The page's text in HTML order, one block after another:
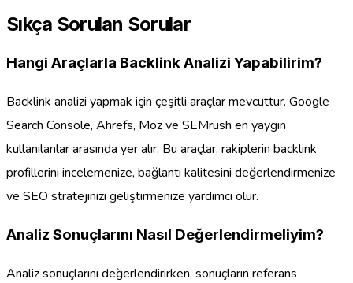
Sıkça Sorulan Sorular
Hangi Araçlarla Backlink Analizi Yapabilirim?
Backlink analizi yapmak için çeşitli araçlar mevcuttur. Google
Search Console, Ahrefs, Moz ve SEMrush en yaygın
kullanılanlar arasında yer alır. Bu araçlar, rakiplerin backlink
profillerini incelemenize, bağlantı kalitesini değerlendirmenize
ve SEO stratejinizi geliştirmenize yardımcı olur.
Analiz Sonuçlarını Nasıl Değerlendirmeliyim?
Analiz sonuçlarını değerlendirirken, sonuçların referans